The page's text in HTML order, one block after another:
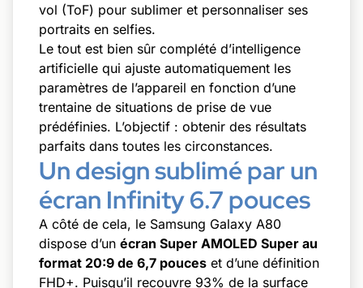
vol (ToF) pour sublimer et personnaliser ses
portraits en selfies.
Le tout est bien sûr complété d’intelligence
artificielle qui ajuste automatiquement les
paramètres de l’appareil en fonction d’une
trentaine de situations de prise de vue
prédéfinies. L’objectif : obtenir des résultats
parfaits dans toutes les circonstances.
Un design sublimé par un
écran Infinity 6.7 pouces
A côté de cela, le Samsung Galaxy A80
dispose d’un écran Super AMOLED Super au
format 20:9 de 6,7 pouces et d’une définition
FHD+. Puisqu’il recouvre 93% de la surface